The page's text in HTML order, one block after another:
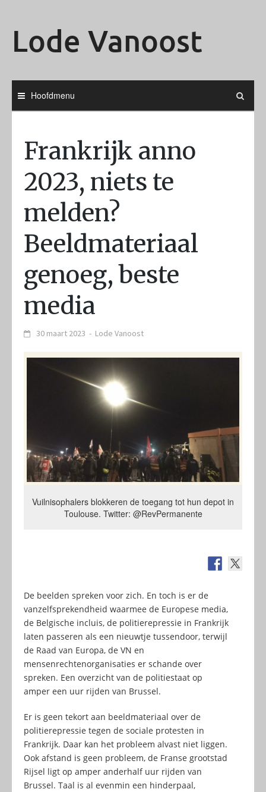
Lode Vanoost
Hoofdmenu
Frankrijk anno
2023, niets te
melden?
Beeldmateriaal
genoeg, beste
media
30 maart 2023 - Lode Vanoost
Vuilnisophalers blokkeren de toegang tot hun depot in
Toulouse. Twitter: @RevPermanente
De beelden spreken voor zich. En toch is er de
vanzelfsprekendheid waarmee de Europese media,
de Belgische incluis, de politierepressie in Frankrijk
laten passeren als een nieuwtje tussendoor, terwijl
de Raad van Europa, de VN en
mensenrechtenorganisaties er schande over
spreken. Een overzicht van de politiestaat op
amper een uur rijden van Brussel.
Er is geen tekort aan beeldmateriaal over de
politierepressie tegen de sociale protesten in
Frankrijk. Daar kan het probleem alvast niet liggen.
Ook afstand is geen probleem, de Franse grootstad
Rijsel ligt op amper anderhalf uur rijden van
Brussel. Taal is al evenmin een hinderpaal,